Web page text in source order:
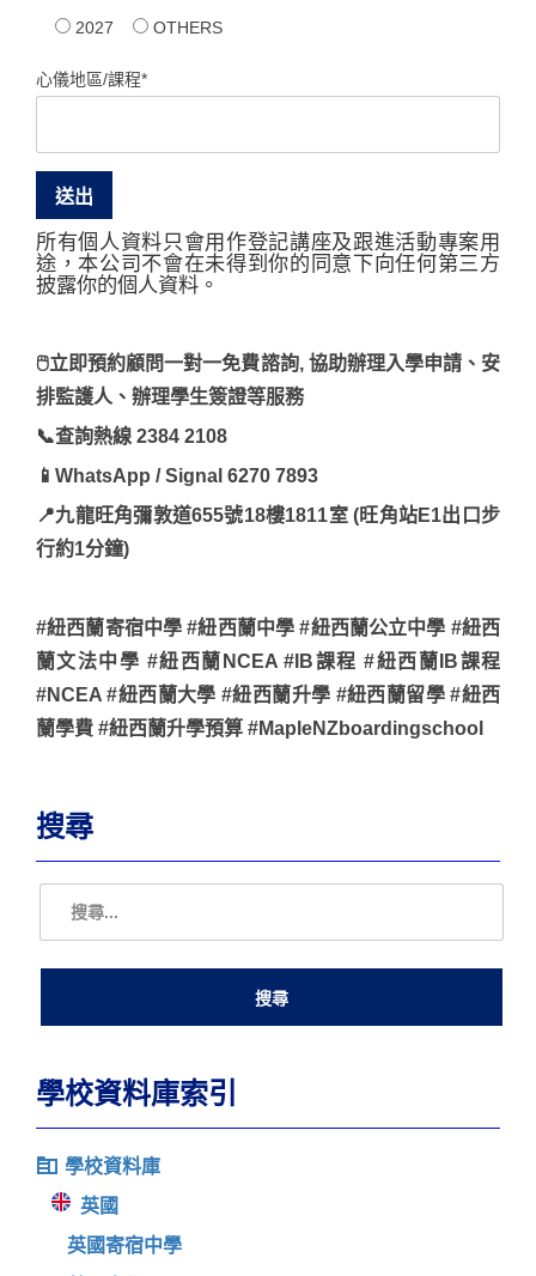
2027 OTHERS
心儀地區/課程*
所有個人資料只會用作登記講座及跟進活動專案用
途，本公司不會在未得到你的同意下向任何第三方
披露你的個人資料。
🖱立即預約顧問一對一免費諮詢, 協助辦理入學申請、安
排監護人、辦理學生簽證等服務
📞查詢熱線 2384 2108
📱WhatsApp / Signal 6270 7893
📍九龍旺角彌敦道655號18樓1811室 (旺角站E1出口步
行約1分鐘)
#紐西蘭寄宿中學 #紐西蘭中學 #紐西蘭公立中學 #紐西
蘭文法中學 #紐西蘭NCEA #IB課程 #紐西蘭IB課程
#NCEA #紐西蘭大學 #紐西蘭升學 #紐西蘭留學 #紐西
蘭學費 #紐西蘭升學預算 #MapleNZboardingschool
搜尋
學校資料庫索引
學校資料庫
英國
英國寄宿中學